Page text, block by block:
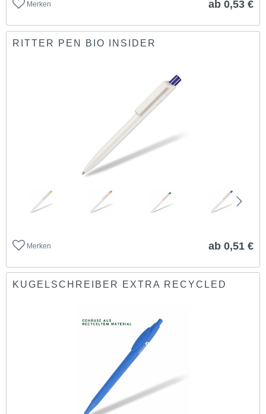
Merken ab 0,53 €
RITTER PEN BIO INSIDER
Merken ab 0,51 €
KUGELSCHREIBER EXTRA RECYCLED